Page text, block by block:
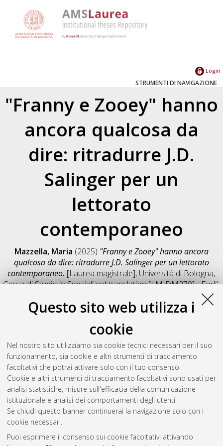
Questo sito web utilizza i
cookie
Nel nostro sito utilizziamo sia cookie tecnici necessari per il suo
funzionamento, sia cookie e altri strumenti di tracciamento
facoltativi che potrai attivare solo con il tuo consenso.
Cookie e altri strumenti di tracciamento facoltativi sono usati per
analisi statistiche, misure sull'efficacia della comunicazione
istituzionale e analisi dei comportamenti degli utenti.
Se chiudi questo banner continuerai la navigazione solo con i
cookie necessari.
Puoi esprimere il consenso sui cookie facoltativi attivando
Login
STRUMENTI DI NAVIGAZIONE
"Franny e Zooey" hanno
ancora qualcosa da
dire: ritradurre J.D.
Salinger per un
lettorato
contemporaneo
Mazzella, Maria (2025) "Franny e Zooey" hanno ancora
qualcosa da dire: ritradurre J.D. Salinger per un lettorato
contemporaneo. [Laurea magistrale], Università di Bologna,
Corso di Studio inSpecialized translation [LM-DM270] - Forli',
Salva citazione
Condividi
Il full-text non è disponibile per scelta dell'autore. (
Abstract
Altri metadati
Gestione del documento:
Atom